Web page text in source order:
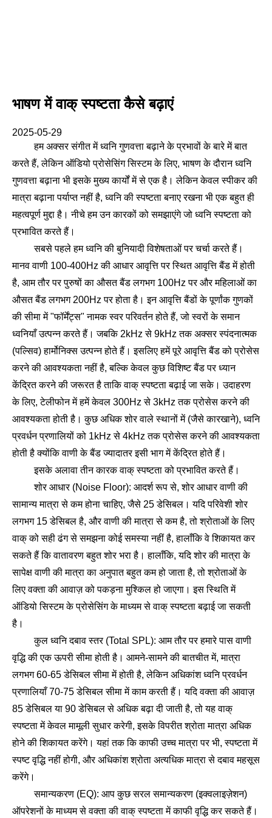
भाषण में वाक् स्पष्टता कैसे बढ़ाएं
2025-05-29
हम अक्सर संगीत में ध्वनि गुणवत्ता बढ़ाने के प्रभावों के बारे में बात
करते हैं, लेकिन ऑडियो प्रोसेसिंग सिस्टम के लिए, भाषण के दौरान ध्वनि
गुणवत्ता बढ़ाना भी इसके मुख्य कार्यों में से एक है। लेकिन केवल स्पीकर की
मात्रा बढ़ाना पर्याप्त नहीं है, ध्वनि की स्पष्टता बनाए रखना भी एक बहुत ही
महत्वपूर्ण मुद्दा है। नीचे हम उन कारकों को समझाएंगे जो ध्वनि स्पष्टता को
प्रभावित करते हैं।
सबसे पहले हम ध्वनि की बुनियादी विशेषताओं पर चर्चा करते हैं।
मानव वाणी 100-400Hz की आधार आवृत्ति पर स्थित आवृत्ति बैंड में होती
है, आम तौर पर पुरुषों का औसत बैंड लगभग 100Hz पर और महिलाओं का
औसत बैंड लगभग 200Hz पर होता है। इन आवृत्ति बैंडों के पूर्णांक गुणकों
की सीमा में "फॉर्मेंट्स" नामक स्वर परिवर्तन होते हैं, जो स्वरों के समान
ध्वनियाँ उत्पन्न करते हैं। जबकि 2kHz से 9kHz तक अक्सर स्पंदनात्मक
(पल्सिव) हार्मोनिक्स उत्पन्न होते हैं। इसलिए हमें पूरे आवृत्ति बैंड को प्रोसेस
करने की आवश्यकता नहीं है, बल्कि केवल कुछ विशिष्ट बैंड पर ध्यान
केंद्रित करने की जरूरत है ताकि वाक् स्पष्टता बढ़ाई जा सके। उदाहरण
के लिए, टेलीफोन में हमें केवल 300Hz से 3kHz तक प्रोसेस करने की
आवश्यकता होती है। कुछ अधिक शोर वाले स्थानों में (जैसे कारखाने), ध्वनि
प्रवर्धन प्रणालियों को 1kHz से 4kHz तक प्रोसेस करने की आवश्यकता
होती है क्योंकि वाणी के बैंड ज्यादातर इसी भाग में केंद्रित होते हैं।
इसके अलावा तीन कारक वाक् स्पष्टता को प्रभावित करते हैं।
शोर आधार (Noise Floor): आदर्श रूप से, शोर आधार वाणी की
सामान्य मात्रा से कम होना चाहिए, जैसे 25 डेसिबल। यदि परिवेशी शोर
लगभग 15 डेसिबल है, और वाणी की मात्रा से कम है, तो श्रोताओं के लिए
वाक् को सही ढंग से समझना कोई समस्या नहीं है, हालाँकि वे शिकायत कर
सकते हैं कि वातावरण बहुत शोर भरा है। हालाँकि, यदि शोर की मात्रा के
सापेक्ष वाणी की मात्रा का अनुपात बहुत कम हो जाता है, तो श्रोताओं के
लिए वक्ता की आवाज़ को पकड़ना मुश्किल हो जाएगा। इस स्थिति में
ऑडियो सिस्टम के प्रोसेसिंग के माध्यम से वाक् स्पष्टता बढ़ाई जा सकती
है।
कुल ध्वनि दबाव स्तर (Total SPL): आम तौर पर हमारे पास वाणी
वृद्धि की एक ऊपरी सीमा होती है। आमने-सामने की बातचीत में, मात्रा
लगभग 60-65 डेसिबल सीमा में होती है, लेकिन अधिकांश ध्वनि प्रवर्धन
प्रणालियाँ 70-75 डेसिबल सीमा में काम करती हैं। यदि वक्ता की आवाज़
85 डेसिबल या 90 डेसिबल से अधिक बढ़ा दी जाती है, तो यह वाक्
स्पष्टता में केवल मामूली सुधार करेगी, इसके विपरीत श्रोता मात्रा अधिक
होने की शिकायत करेंगे। यहां तक कि काफी उच्च मात्रा पर भी, स्पष्टता में
स्पष्ट वृद्धि नहीं होगी, और अधिकांश श्रोता अत्यधिक मात्रा से दबाव महसूस
करेंगे।
समान्यकरण (EQ): आप कुछ सरल समान्यकरण (इक्वलाइज़ेशन)
ऑपरेशनों के माध्यम से वक्ता की वाक् स्पष्टता में काफी वृद्धि कर सकते हैं।